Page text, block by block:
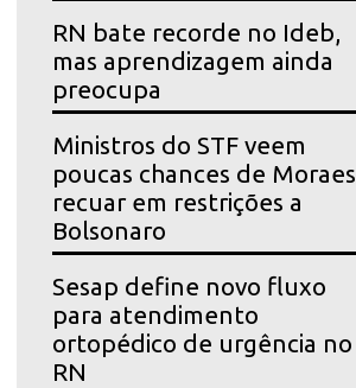
RN bate recorde no Ideb,
mas aprendizagem ainda
preocupa
Ministros do STF veem
poucas chances de Moraes
recuar em restrições a
Bolsonaro
Sesap define novo fluxo
para atendimento
ortopédico de urgência no
RN